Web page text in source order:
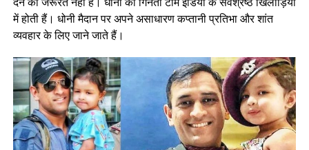
में होती हैं। धोनी मैदान पर अपने असाधारण कप्तानी प्रतिभा और शांत
व्यवहार के लिए जाने जाते हैं।